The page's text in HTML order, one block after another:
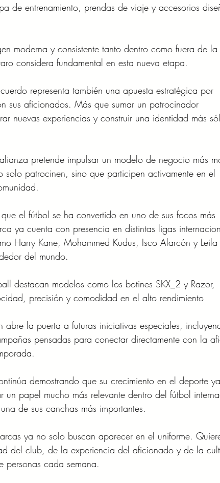
de entrenamiento, prendas de viaje y accesorios
moderna y consistente tanto dentro como fuera de la
considera fundamental en esta nueva etapa.
representa también una apuesta estratégica por
sus aficionados. Más que sumar un patrocinador
nuevas experiencias y construir una identidad más
pretende impulsar un modelo de negocio más
solo patrocinen, sino que participen activamente en el
el fútbol se ha convertido en uno de sus focos más
ya cuenta con presencia en distintas ligas
Harry Kane, Mohammed Kudus, Isco Alarcón y Leila
del mundo.
destacan modelos como los botines SKX_2 y Razor,
precisión y comodidad en el alto rendimiento
abre la puerta a futuras iniciativas especiales,
pensadas para conectar directamente con la
demostrando que su crecimiento en el deporte
papel mucho más relevante dentro del fútbol
de sus canchas más importantes.
ya no solo buscan aparecer en el uniforme.
del club, de la experiencia del aficionado y de la
personas cada semana.